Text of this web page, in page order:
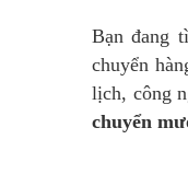
Bạn đang
chuyển
lịch, công
chuyển